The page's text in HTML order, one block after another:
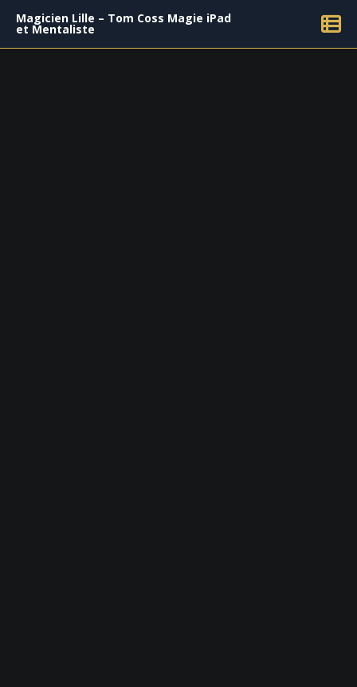
Magicien Lille – Tom Coss Magie iPad
et Mentaliste